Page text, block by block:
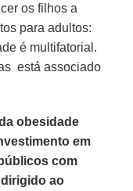
os filhos a
para adultos:
é multifatorial.
está associado
obesidade
em
com
ao